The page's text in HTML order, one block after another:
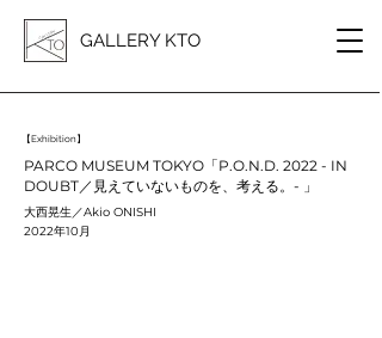
GALLERY KTO
【Exhibition】
PARCO MUSEUM TOKYO「P.O.N.D. 2022 - IN
DOUBT／見えていないものを、考える。- 」
大西晃生／Akio ONISHI
2022年10月